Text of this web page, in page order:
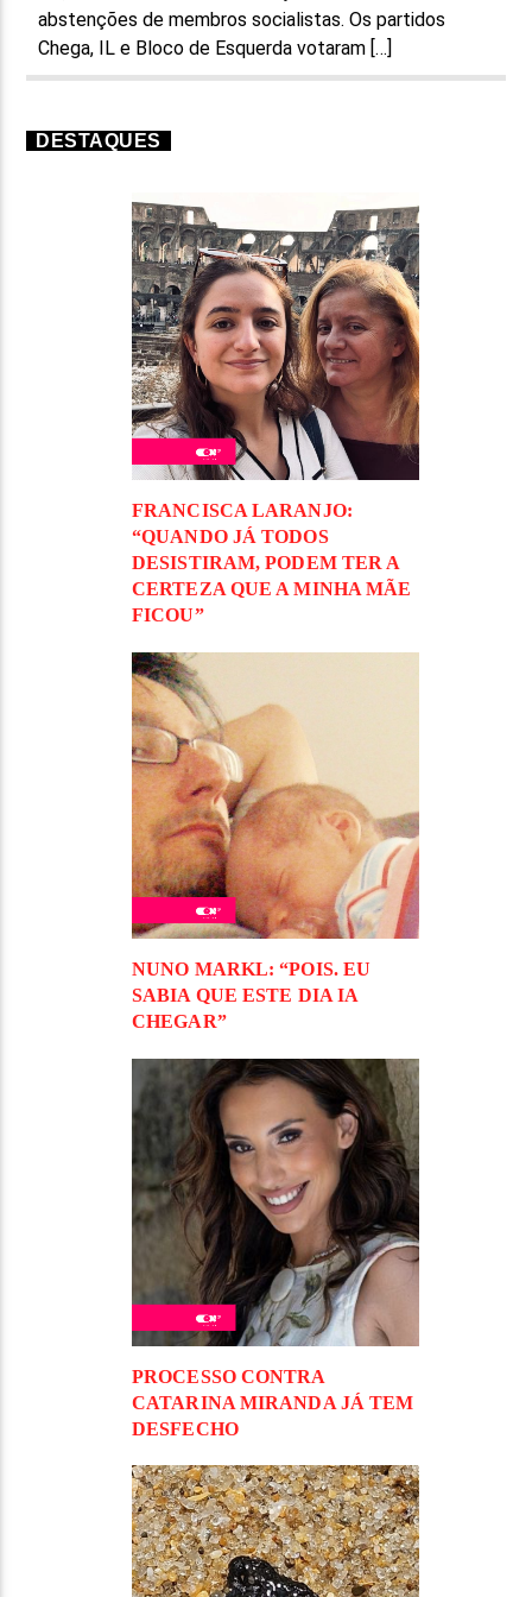
abstenções de membros socialistas. Os partidos
Chega, IL e Bloco de Esquerda votaram […]
DESTAQUES
FRANCISCA LARANJO:
“QUANDO JÁ TODOS
DESISTIRAM, PODEM TER A
CERTEZA QUE A MINHA MÃE
FICOU”
NUNO MARKL: “POIS. EU
SABIA QUE ESTE DIA IA
CHEGAR”
PROCESSO CONTRA
CATARINA MIRANDA JÁ TEM
DESFECHO